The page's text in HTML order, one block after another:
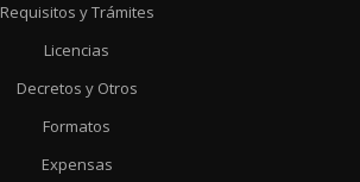
Requisitos y Trámites
Licencias
Decretos y Otros
Formatos
Expensas